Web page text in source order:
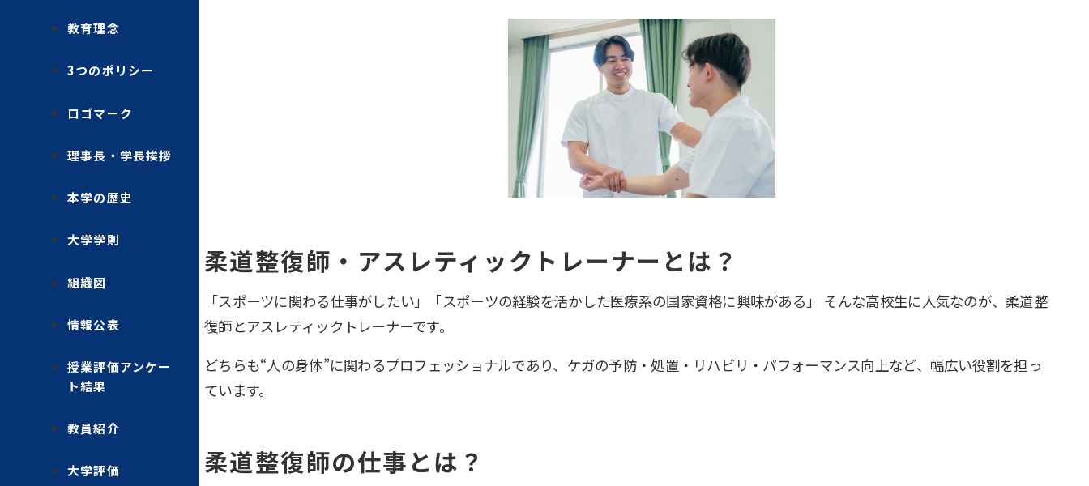
教育理念
3つのポリシー
ロゴマーク
理事長・学長挨拶
本学の歴史
大学学則
組織図
情報公表
授業評価アンケー
ト結果
教員紹介
大学評価
柔道整復師・アスレティックトレーナーとは？
「スポーツに関わる仕事がしたい」「スポーツの経験を活かした医療系の国家資格に興味がある」 そんな高校生に人気なのが、柔道整
復師とアスレティックトレーナーです。
どちらも“人の身体”に関わるプロフェッショナルであり、ケガの予防・処置・リハビリ・パフォーマンス向上など、幅広い役割を担っ
ています。
柔道整復師の仕事とは？